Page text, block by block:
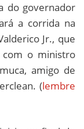
do governador
a corrida na
Jr., que
com o ministro
amigo de
(lembre